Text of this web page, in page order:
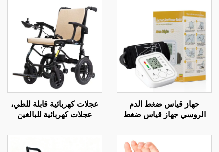
جهاز قياس ضغط الدم
الروسي جهاز قياس ضغط
قياس ضغط الدم عبر اليو إس
عجلات كهربائية قابلة للطي،
عجلات كهربائية للبالغين
محركات قوية وبطاريتين
ليثيوم قابلتين للنقل